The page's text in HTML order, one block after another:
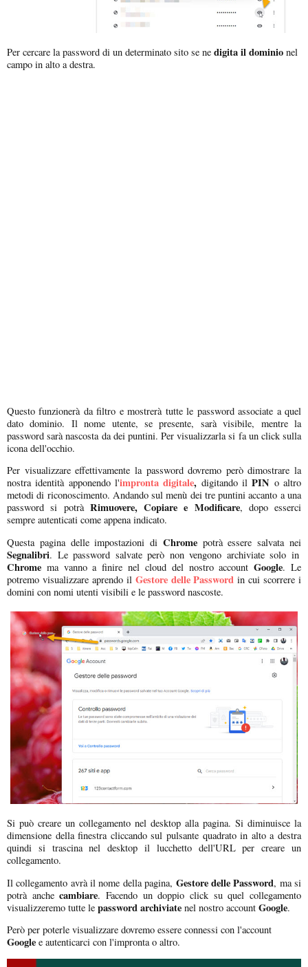
Per cercare la password di un determinato sito se ne digita il dominio nel
campo in alto a destra.
Questo funzionerà da filtro e mostrerà tutte le password associate a quel
dato dominio. Il nome utente, se presente, sarà visibile, mentre la
password sarà nascosta da dei puntini. Per visualizzarla si fa un click sulla
icona dell'occhio.
Per visualizzare effettivamente la password dovremo però dimostrare la
nostra identità apponendo l'impronta digitale, digitando il PIN o altro
metodi di riconoscimento. Andando sul menù dei tre puntini accanto a una
password si potrà Rimuovere, Copiare e Modificare, dopo esserci
sempre autenticati come appena indicato.
Questa pagina delle impostazioni di Chromepotrà essere salvata nei
Segnalibri. Le password salvate però non vengono archiviate solo in
Chrome ma vanno a finire nel cloud del nostro accountGoogle. Le
potremo visualizzare aprendo il Gestore delle Password in cui scorrere i
domini con nomi utenti visibili e le password nascoste.
Si può creare un collegamento nel desktop alla pagina. Si diminuisce la
dimensione della finestra cliccando sul pulsante quadrato in alto a destra
quindi si trascina nel desktop il lucchetto dell'URL per creare un
collegamento.
Il collegamento avrà il nome della pagina, Gestore delle Password, ma si
potrà anchecambiare. Facendo un doppio click su quel collegamento
visualizzeremo tutte le password archiviate nel nostro account Google.
Però per poterle visualizzare dovremo essere connessi con l'account
Google e autenticarci con l'impronta o altro.